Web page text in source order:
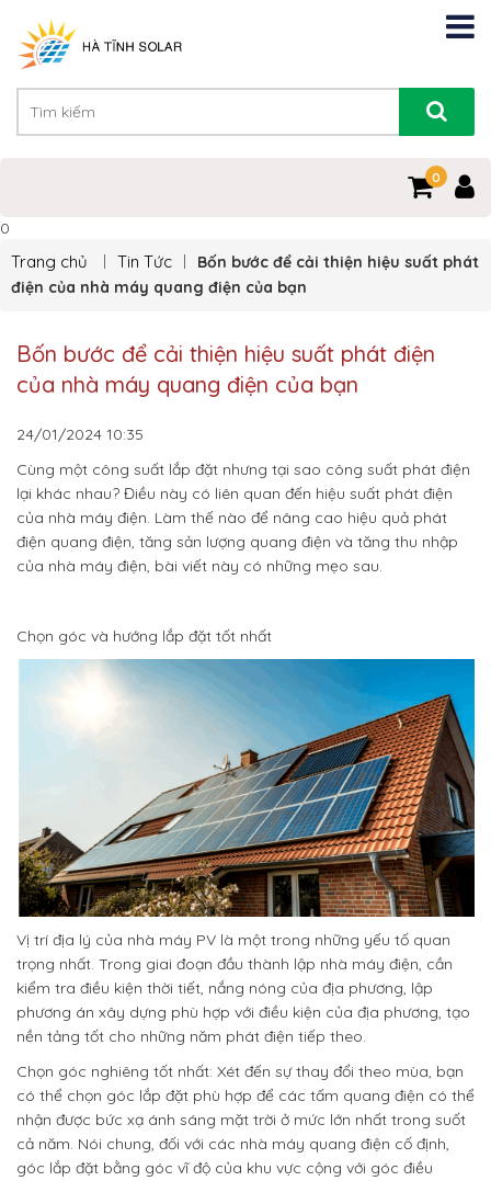
0
0
Trang chủ Tin Tức
Bốn bước để cải thiện hiệu suất phát
điện của nhà máy quang điện của bạn
Bốn bước để cải thiện hiệu suất phát điện
của nhà máy quang điện của bạn
24/01/2024 10:35
Cùng một công suất lắp đặt nhưng tại sao công suất phát điện
lại khác nhau? Điều này có liên quan đến hiệu suất phát điện
của nhà máy điện. Làm thế nào để nâng cao hiệu quả phát
điện quang điện, tăng sản lượng quang điện và tăng thu nhập
của nhà máy điện, bài viết này có những mẹo sau.
Chọn góc và hướng lắp đặt tốt nhất
Vị trí địa lý của nhà máy PV là một trong những yếu tố quan
trọng nhất. Trong giai đoạn đầu thành lập nhà máy điện, cần
kiểm tra điều kiện thời tiết, nắng nóng của địa phương, lập
phương án xây dựng phù hợp với điều kiện của địa phương, tạo
nền tảng tốt cho những năm phát điện tiếp theo.
Chọn góc nghiêng tốt nhất: Xét đến sự thay đổi theo mùa, bạn
có thể chọn góc lắp đặt phù hợp để các tấm quang điện có thể
nhận được bức xạ ánh sáng mặt trời ở mức lớn nhất trong suốt
cả năm. Nói chung, đối với các nhà máy quang điện cố định,
góc lắp đặt bằng góc vĩ độ của khu vực cộng với góc điều